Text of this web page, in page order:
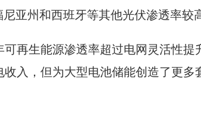
亚州和西班牙等其他光伏渗透率较
再生能源渗透率超过电网灵活性提
入，但为大型电池储能创造了更多